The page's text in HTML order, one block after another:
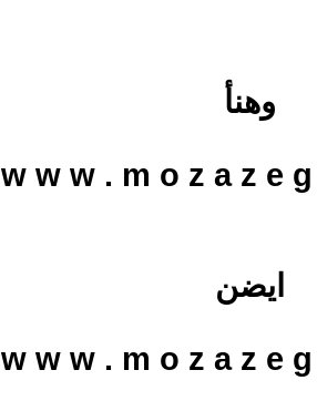
وهنأ
w w w . m o z a z e
ايضن
w w w . m o z a z e